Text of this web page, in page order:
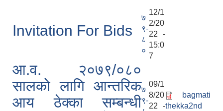
Invitation For Bids
७
९-
८
०
12/1
2/20
22 -
15:0
7
आ.व. २०७९/०८०
सालको लागि आन्तरिक
आय ठेक्का सम्बन्धी
७
९-
09/1
8/20
22 -
bagmati
thekka2nd